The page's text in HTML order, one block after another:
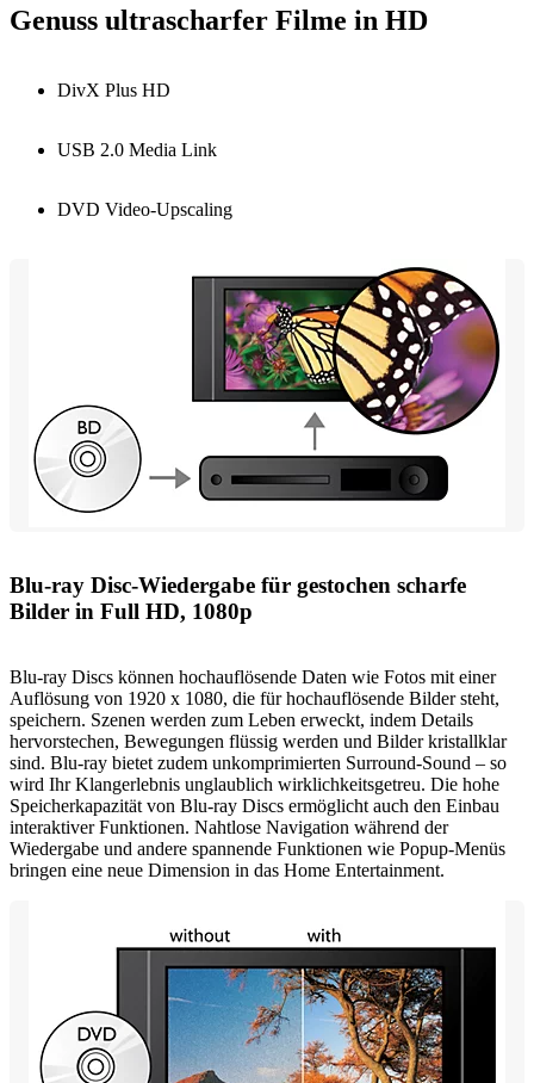
Genuss ultrascharfer Filme in HD
DivX Plus HD
USB 2.0 Media Link
DVD Video-Upscaling
Blu-ray Disc-Wiedergabe für gestochen scharfe
Bilder in Full HD, 1080p
Blu-ray Discs können hochauflösende Daten wie Fotos mit einer
Auflösung von 1920 x 1080, die für hochauflösende Bilder steht,
speichern. Szenen werden zum Leben erweckt, indem Details
hervorstechen, Bewegungen flüssig werden und Bilder kristallklar
sind. Blu-ray bietet zudem unkomprimierten Surround-Sound – so
wird Ihr Klangerlebnis unglaublich wirklichkeitsgetreu. Die hohe
Speicherkapazität von Blu-ray Discs ermöglicht auch den Einbau
interaktiver Funktionen. Nahtlose Navigation während der
Wiedergabe und andere spannende Funktionen wie Popup-Menüs
bringen eine neue Dimension in das Home Entertainment.